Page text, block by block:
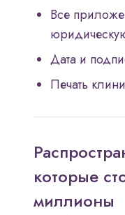
Все
Дата и
Печать
которые
миллионы